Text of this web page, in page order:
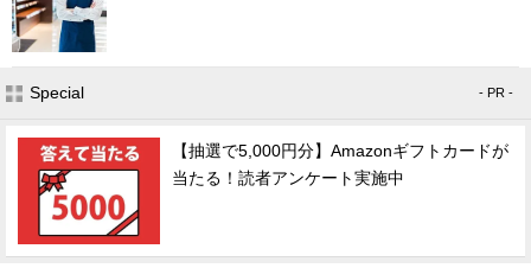
Special - PR -
【抽選で5,000円分】Amazonギフトカードが
当たる！読者アンケート実施中